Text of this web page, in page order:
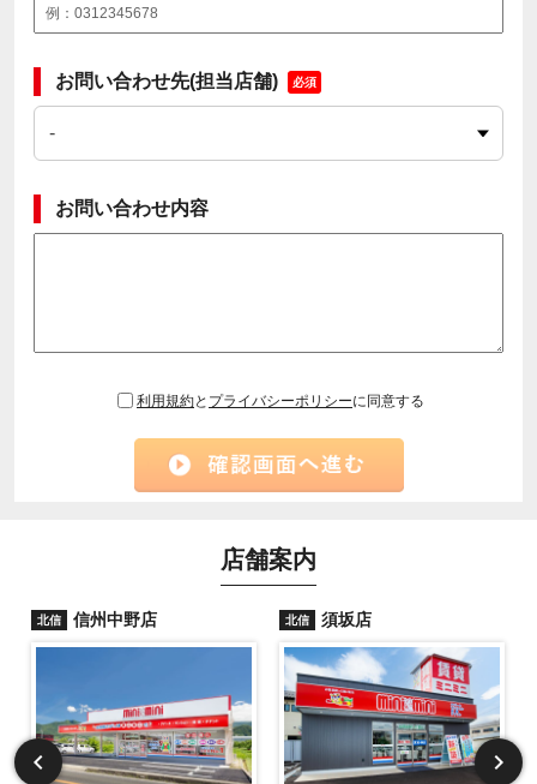
お問い合わせ先(担当店舗) 必須
お問い合わせ内容
利用規約と プライバシーポリシーに同意する
店舗案内
北信 信州中野店 北信 須坂店